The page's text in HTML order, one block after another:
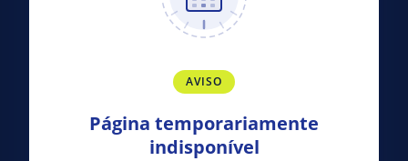
AVISO
Página temporariamente
indisponível